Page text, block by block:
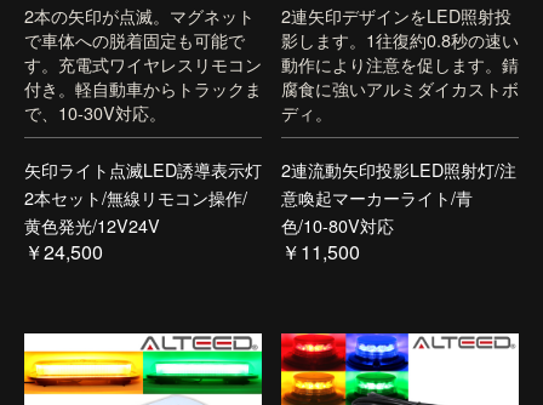
2本の矢印が点滅。マグネット
で車体への脱着固定も可能で
す。充電式ワイヤレスリモコン
付き。軽自動車からトラックま
で、10-30V対応。
矢印ライト点滅LED誘導表示灯
2本セット/無線リモコン操作/
黄色発光/12V24V
￥24,500
2連矢印デザインをLED照射投
影します。1往復約0.8秒の速い
動作により注意を促します。錆
腐食に強いアルミダイカストボ
ディ。
2連流動矢印投影LED照射灯/注
意喚起マーカーライト/青
色/10-80V対応
￥11,500